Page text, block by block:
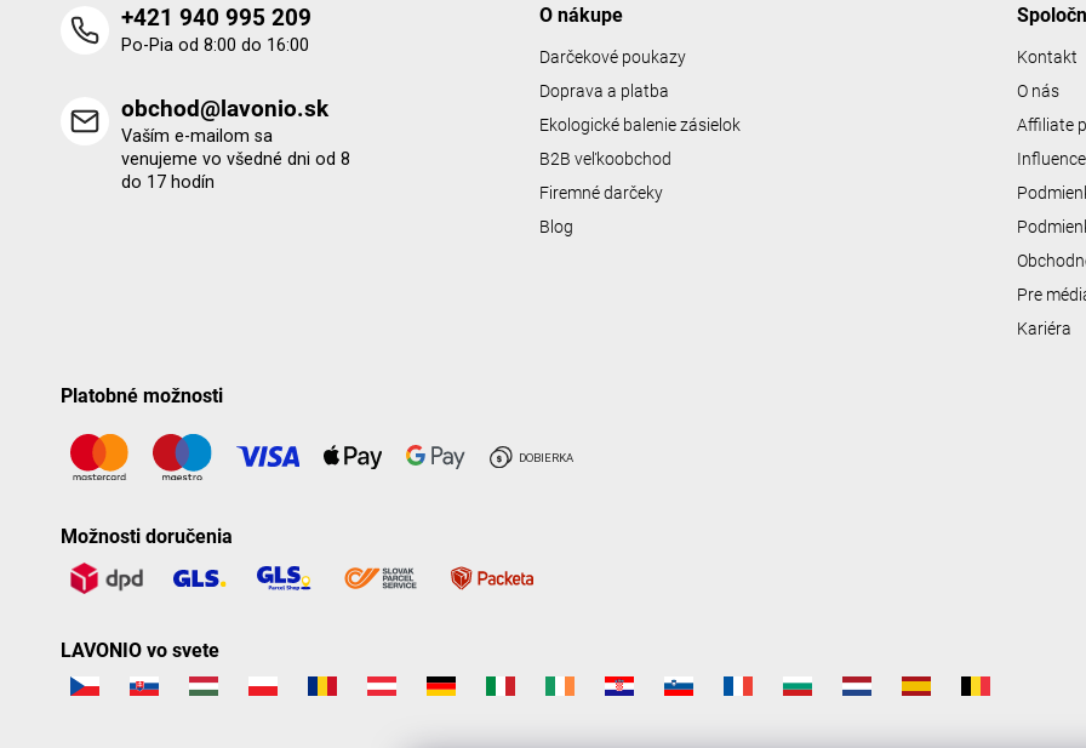
+421 940 995 209
Po-Pia od 8:00 do 16:00
obchod@lavonio.sk
Vaším e-mailom sa
venujeme vo všedné dni od 8
do 17 hodín
O nákupe
Darčekové poukazy
Doprava a platba
Ekologické balenie zásielok
B2B veľkoobchod
Firemné darčeky
Blog
Kontakt
O nás
Affiliate
Pre
Kariéra
Platobné možnosti
Možnosti doručenia
LAVONIO vo svete